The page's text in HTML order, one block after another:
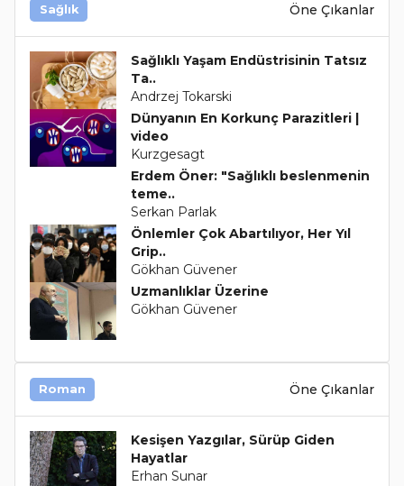
Sağlık Öne Çıkanlar
Sağlıklı Yaşam Endüstrisinin Tatsız
Ta..
Andrzej Tokarski
Dünyanın En Korkunç Parazitleri |
video
Kurzgesagt
Erdem Öner: "Sağlıklı beslenmenin
teme..
Serkan Parlak
Önlemler Çok Abartılıyor, Her Yıl
Grip..
Gökhan Güvener
Uzmanlıklar Üzerine
Gökhan Güvener
Roman Öne Çıkanlar
Kesişen Yazgılar, Sürüp Giden
Hayatlar
Erhan Sunar